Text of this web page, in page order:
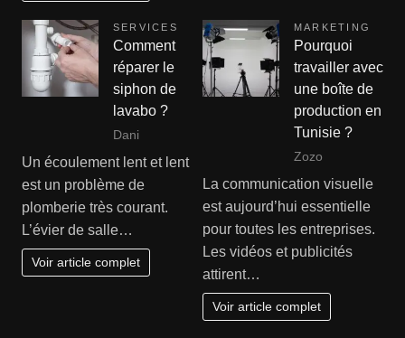
SERVICES
Comment
réparer le
siphon de
lavabo ?
Dani
Un écoulement lent et lent
est un problème de
plomberie très courant.
L’évier de salle…
Voir article complet
MARKETING
Pourquoi
travailler avec
une boîte de
production en
Tunisie ?
Zozo
La communication visuelle
est aujourd’hui essentielle
pour toutes les entreprises.
Les vidéos et publicités
attirent…
Voir article complet